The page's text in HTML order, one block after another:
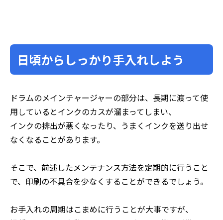
日頃からしっかり手入れしよう
ドラムのメインチャージャーの部分は、長期に渡って使
用しているとインクのカスが溜まってしまい、
インクの排出が悪くなったり、うまくインクを送り出せ
なくなることがあります。
そこで、前述したメンテナンス方法を定期的に行うこと
で、印刷の不具合を少なくすることができるでしょう。
お手入れの周期はこまめに行うことが大事ですが、